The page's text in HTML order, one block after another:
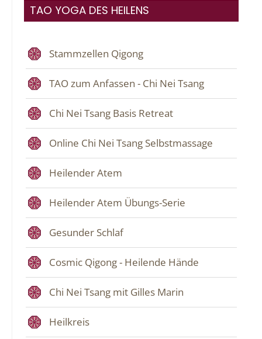
TAO YOGA DES HEILENS
Stammzellen Qigong
TAO zum Anfassen - Chi Nei Tsang
Chi Nei Tsang Basis Retreat
Online Chi Nei Tsang Selbstmassage
Heilender Atem
Heilender Atem Übungs-Serie
Gesunder Schlaf
Cosmic Qigong - Heilende Hände
Chi Nei Tsang mit Gilles Marin
Heilkreis